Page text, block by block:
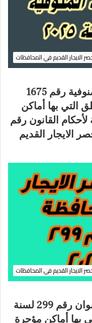
الايجار القديم في المحافظات
قرار لجان الحصر بمحافظة المنوفية رقم 1675
التي بها أماكن
القانون رقم
الحصر الايجار القديم
الايجار القديم في المحافظات
قرار لجان الحصر بمحافظة اسوان رقم 299 لسنة
بها أماكن مؤجرة